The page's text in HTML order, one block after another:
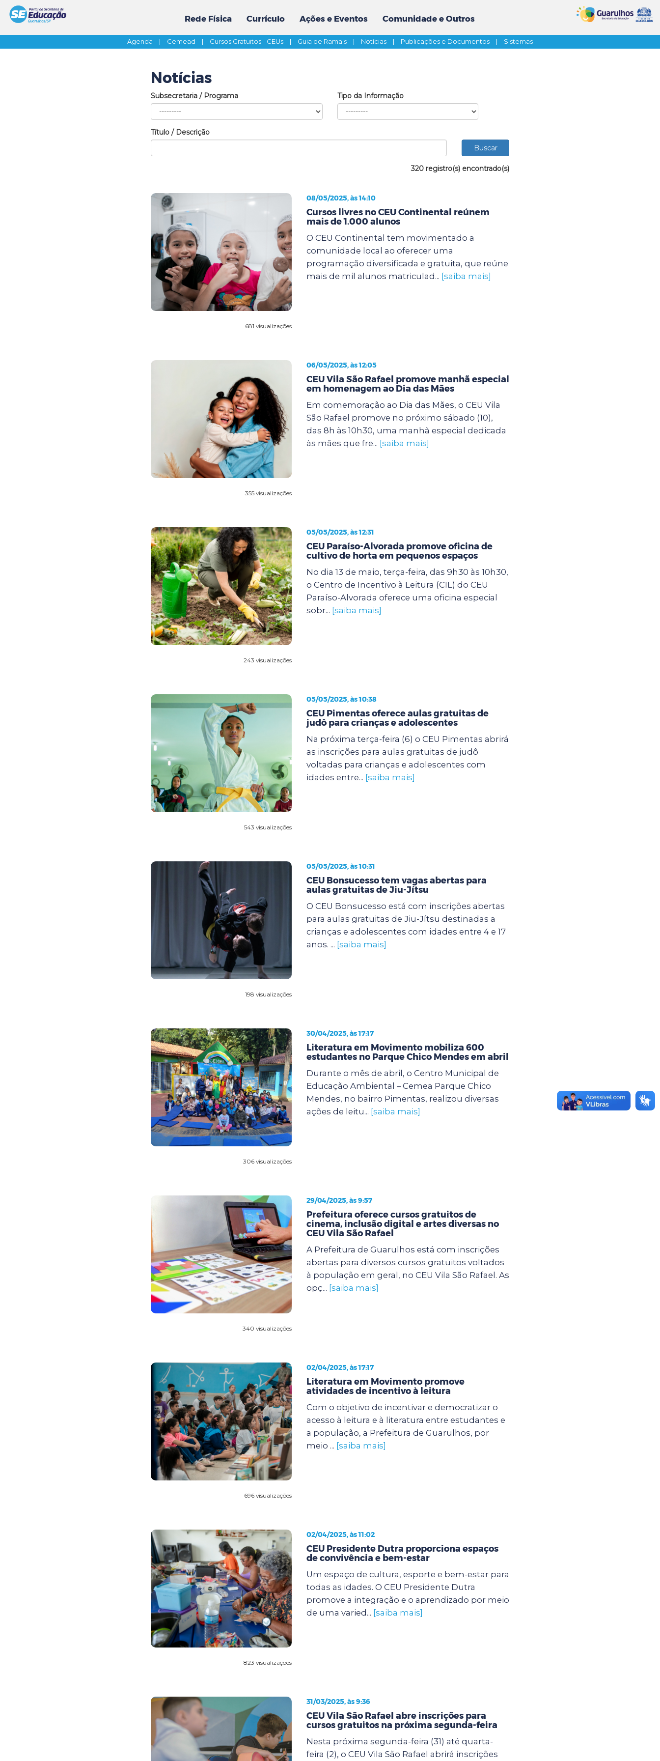
Rede Física Currículo Ações e Eventos Comunidade e Outros
Agenda | Cemead | Cursos Gratuitos - CEUs | Guia de Ramais | Notícias | Publicações e Documentos | Sistemas
Notícias
Subsecretaria / Programa Tipo da Informação
Título / Descrição
320 registro(s) encontrado(s)
681 visualizações
08/05/2025, às 14:10
Cursos livres no CEU Continental reúnem
mais de 1.000 alunos
O CEU Continental tem movimentado a
comunidade local ao oferecer uma
programação diversificada e gratuita, que reúne
mais de mil alunos matriculad... [saiba mais]
355 visualizações
06/05/2025, às 12:05
CEU Vila São Rafael promove manhã especial
em homenagem ao Dia das Mães
Em comemoração ao Dia das Mães, o CEU Vila
São Rafael promove no próximo sábado (10),
das 8h às 10h30, uma manhã especial dedicada
às mães que fre... [saiba mais]
243 visualizações
05/05/2025, às 12:31
CEU Paraíso-Alvorada promove oficina de
cultivo de horta em pequenos espaços
No dia 13 de maio, terça-feira, das 9h30 às 10h30,
o Centro de Incentivo à Leitura (CIL) do CEU
Paraíso-Alvorada oferece uma oficina especial
sobr... [saiba mais]
543 visualizações
05/05/2025, às 10:38
CEU Pimentas oferece aulas gratuitas de
judô para crianças e adolescentes
Na próxima terça-feira (6) o CEU Pimentas abrirá
as inscrições para aulas gratuitas de judô
voltadas para crianças e adolescentes com
idades entre... [saiba mais]
198 visualizações
05/05/2025, às 10:31
CEU Bonsucesso tem vagas abertas para
aulas gratuitas de Jiu-Jítsu
O CEU Bonsucesso está com inscrições abertas
para aulas gratuitas de Jiu-Jítsu destinadas a
crianças e adolescentes com idades entre 4 e 17
anos. ... [saiba mais]
306 visualizações
30/04/2025, às 17:17
Literatura em Movimento mobiliza 600
estudantes no Parque Chico Mendes em abril
Durante o mês de abril, o Centro Municipal de
Educação Ambiental – Cemea Parque Chico
Mendes, no bairro Pimentas, realizou diversas
ações de leitu... [saiba mais]
340 visualizações
29/04/2025, às 9:57
Prefeitura oferece cursos gratuitos de
cinema, inclusão digital e artes diversas no
CEU Vila São Rafael
A Prefeitura de Guarulhos está com inscrições
abertas para diversos cursos gratuitos voltados
à população em geral, no CEU Vila São Rafael. As
opç... [saiba mais]
696 visualizações
02/04/2025, às 17:17
Literatura em Movimento promove
atividades de incentivo à leitura
Com o objetivo de incentivar e democratizar o
acesso à leitura e à literatura entre estudantes e
a população, a Prefeitura de Guarulhos, por
meio ... [saiba mais]
823 visualizações
02/04/2025, às 11:02
CEU Presidente Dutra proporciona espaços
de convivência e bem-estar
Um espaço de cultura, esporte e bem-estar para
todas as idades. O CEU Presidente Dutra
promove a integração e o aprendizado por meio
de uma varied... [saiba mais]
31/03/2025, às 9:36
CEU Vila São Rafael abre inscrições para
cursos gratuitos na próxima segunda-feira
Nesta próxima segunda-feira (31) até quarta-
feira (2), o CEU Vila São Rafael abrirá inscrições